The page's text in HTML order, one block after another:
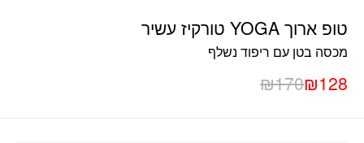
טופ ארוך YOGA טורקיז עשיר
מכסה בטן עם ריפוד נשלף
₪170₪128